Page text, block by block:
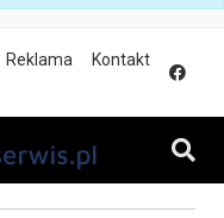
Reklama Kontakt